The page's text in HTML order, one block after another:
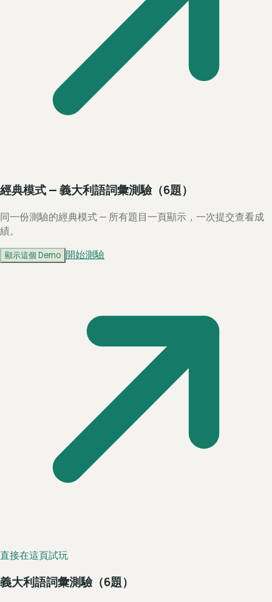
經典模式 — 義大利語詞彙測驗（6題）
同一份測驗的經典模式 — 所有題目一頁顯示，一次提交查看成
績。
顯示這個 Demo 開始測驗
直接在這頁試玩
義大利語詞彙測驗（6題）